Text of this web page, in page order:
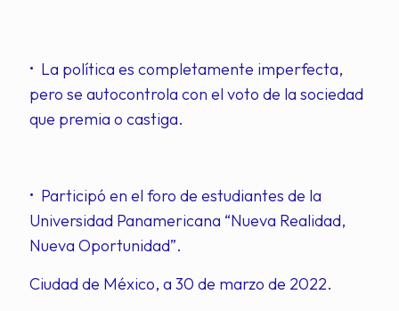
• La política es completamente imperfecta,
pero se autocontrola con el voto de la sociedad
que premia o castiga.
• Participó en el foro de estudiantes de la
Universidad Panamericana “Nueva Realidad,
Nueva Oportunidad”.
Ciudad de México, a 30 de marzo de 2022.